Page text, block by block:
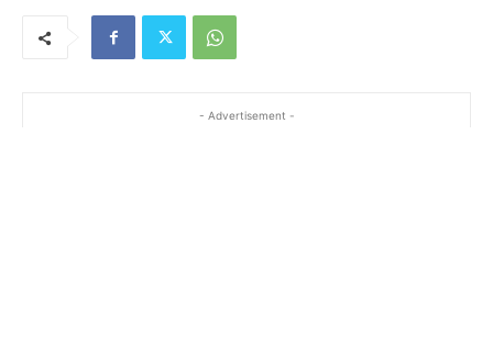
- Advertisement -